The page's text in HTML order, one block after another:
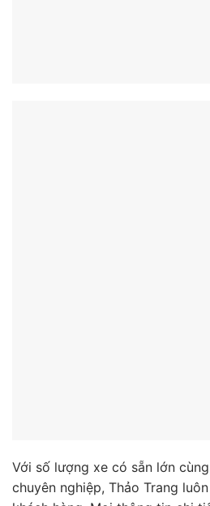
Với số lượng xe có sẵn lớn
chuyên nghiệp, Thảo Trang